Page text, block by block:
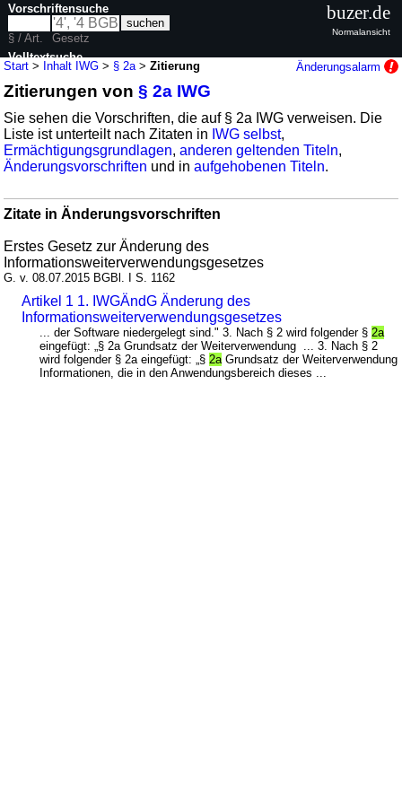
Start > Inhalt IWG > § 2a >Zitierung Änderungsalarm
Zitierungen von§ 2a IWG
Sie sehen die Vorschriften, die auf § 2a IWG verweisen. Die
Liste ist unterteilt nach Zitaten in IWG selbst,
Ermächtigungsgrundlagen,anderen geltenden Titeln,
Änderungsvorschriften und inaufgehobenen Titeln.
Zitate in Änderungsvorschriften
Erstes Gesetz zur Änderung des
Informationsweiterverwendungsgesetzes
G. v. 08.07.2015 BGBl. I S. 1162
Artikel 1 1. IWGÄndG Änderung des
Informationsweiterverwendungsgesetzes
... der Software niedergelegt sind." 3. Nach § 2 wird folgender § 2a
eingefügt: „§ 2a Grundsatz der Weiterverwendung ... 3. Nach § 2
wird folgender § 2a eingefügt: „§ 2a Grundsatz der Weiterverwendung
Informationen, die in den Anwendungsbereich dieses ...
Vorschriftensuche
§ / Art.
Gesetz
Volltextsuche
nur in IWG
buzer.de
Normalansicht